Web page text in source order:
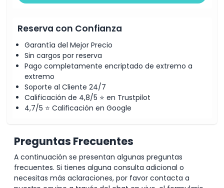
Política de Cancelación
Reserva con Confianza
Garantía del Mejor Precio
Sin cargos por reserva
Pago completamente encriptado de extremo a
extremo
Soporte al Cliente 24/7
Calificación de 4,8/5 ⭐ en Trustpilot
4,7/5 ⭐ Calificación en Google
Preguntas Frecuentes
A continuación se presentan algunas preguntas
frecuentes. Si tienes alguna consulta adicional o
necesitas más aclaraciones, por favor contacta a